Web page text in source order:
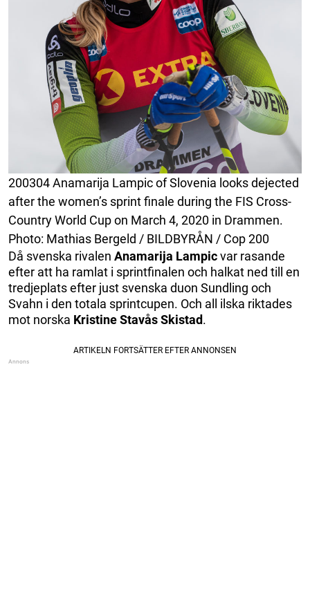
200304 Anamarija Lampic of Slovenia looks dejected
after the women’s sprint finale during the FIS Cross-
Country World Cup on March 4, 2020 in Drammen.
Photo: Mathias Bergeld / BILDBYRÅN / Cop 200
Då svenska rivalen Anamarija Lampicvar rasande
efter att ha ramlat i sprintfinalen och halkat ned till en
tredjeplats efter just svenska duon Sundling och
Svahn i den totala sprintcupen. Och all ilska riktades
mot norska Kristine Stavås Skistad.